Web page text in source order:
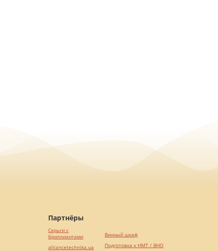
Партнёры
Серьги с
бриллиантами
alliancetechnika.ua
Винный шкаф
Подготовка к НМТ / ВНО